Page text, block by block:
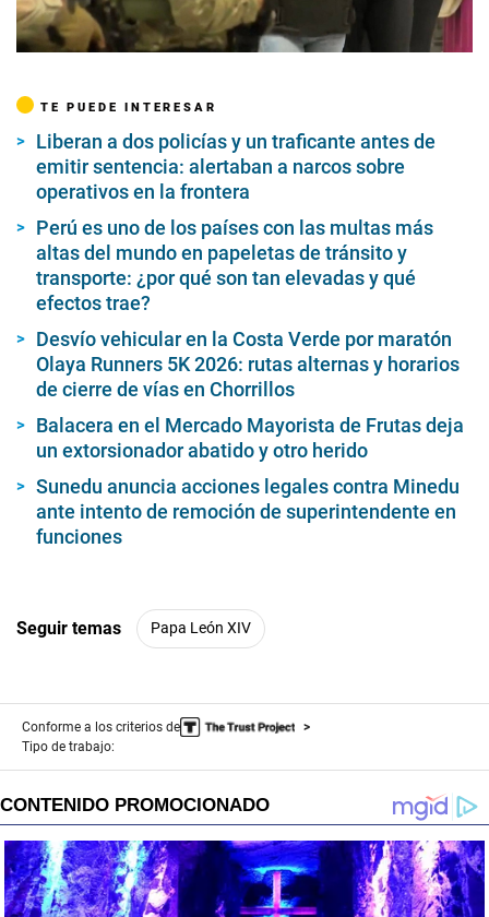
00:00 02:26
TE PUEDE INTERESAR
Liberan a dos policías y un traficante antes de
emitir sentencia: alertaban a narcos sobre
operativos en la frontera
Perú es uno de los países con las multas más
altas del mundo en papeletas de tránsito y
transporte: ¿por qué son tan elevadas y qué
efectos trae?
Desvío vehicular en la Costa Verde por maratón
Olaya Runners 5K 2026: rutas alternas y horarios
de cierre de vías en Chorrillos
Balacera en el Mercado Mayorista de Frutas deja
un extorsionador abatido y otro herido
Sunedu anuncia acciones legales contra Minedu
ante intento de remoción de superintendente en
funciones
Seguir temas Papa León XIV
Conforme a los criterios de
Tipo de trabajo: